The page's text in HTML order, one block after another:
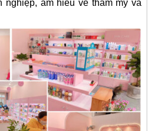
nghiệp, am hiểu về thẩm mỹ và